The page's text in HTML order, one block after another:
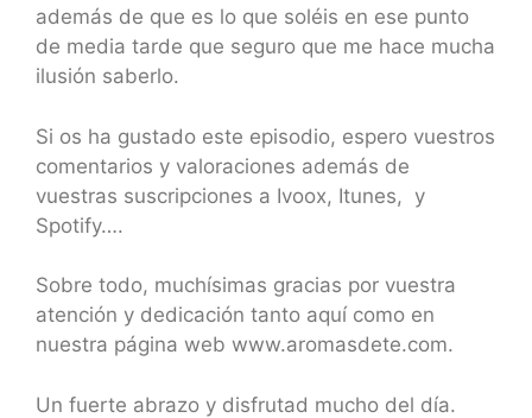
además de que es lo que soléis en ese punto
de media tarde que seguro que me hace mucha
ilusión saberlo.
Si os ha gustado este episodio, espero vuestros
comentarios y valoraciones además de
vuestras suscripciones a Ivoox, Itunes, y
Spotify….
Sobre todo, muchísimas gracias por vuestra
atención y dedicación tanto aquí como en
nuestra página web www.aromasdete.com.
Un fuerte abrazo y disfrutad mucho del día.